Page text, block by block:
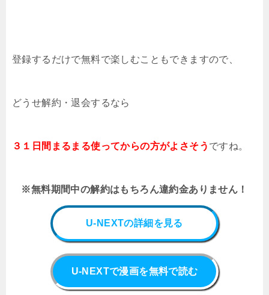
登録するだけで無料で楽しむこともできますので、
どうせ解約・退会するなら
３１日間まるまる使ってからの方がよさそう ですね。
※無料期間中の解約はもちろん違約金ありません！
U-NEXTの詳細を見る
U-NEXTで漫画を無料で読む